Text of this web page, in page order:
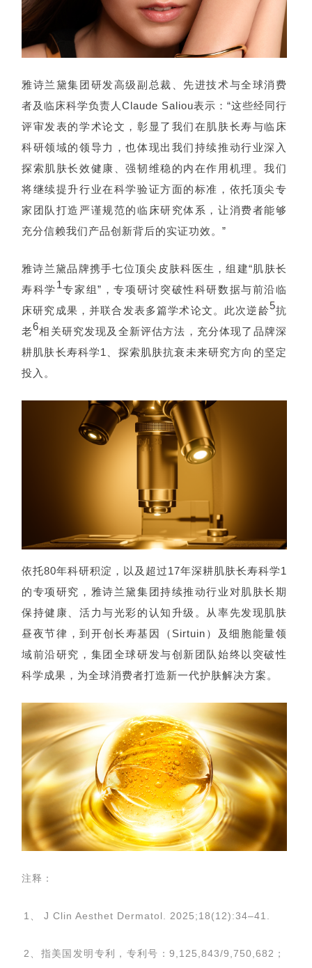
雅诗兰黛集团研发高级副总裁、先进技术与全球消费
者及临床科学负责人Claude Saliou表示：“这些经同行
评审发表的学术论文，彰显了我们在肌肤长寿与临床
科研领域的领导力，也体现出我们持续推动行业深入
探索肌肤长效健康、强韧维稳的内在作用机理。我们
将继续提升行业在科学验证方面的标准，依托顶尖专
家团队打造严谨规范的临床研究体系，让消费者能够
充分信赖我们产品创新背后的实证功效。”
雅诗兰黛品牌携手七位顶尖皮肤科医生，组建“肌肤长
寿科学 1专家组”，专项研讨突破性科研数据与前沿临
床研究成果，并联合发表多篇学术论文。此次逆龄5抗
老6相关研究发现及全新评估方法，充分体现了品牌深
耕肌肤长寿科学1、探索肌肤抗衰未来研究方向的坚定
投入。
依托80年科研积淀，以及超过17年深耕肌肤长寿科学1
的专项研究，雅诗兰黛集团持续推动行业对肌肤长期
保持健康、活力与光彩的认知升级。从率先发现肌肤
昼夜节律，到开创长寿基因（Sirtuin）及细胞能量领
域前沿研究，集团全球研发与创新团队始终以突破性
科学成果，为全球消费者打造新一代护肤解决方案。
注释：
1、 J Clin Aesthet Dermatol. 2025;18(12):34–41.
2、指美国发明专利，专利号：9,125,843/9,750,682；